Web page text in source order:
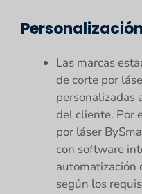
Las marcas
de corte por
personalizadas
del cliente. Por
por láser
con software
automatización
según los